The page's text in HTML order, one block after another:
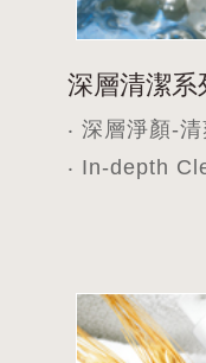
深層清潔系
‧ 深層淨顏-
‧ In-depth